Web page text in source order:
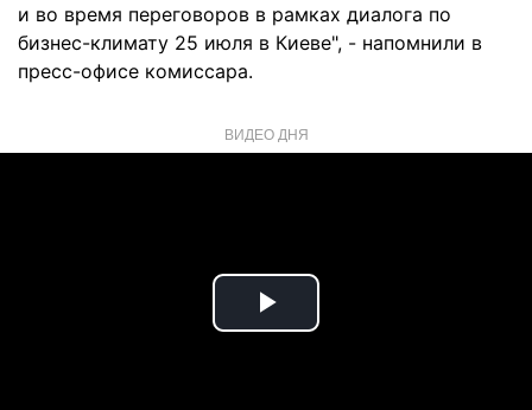
и во время переговоров в рамках диалога по
бизнес-климату 25 июля в Киеве", - напомнили в
пресс-офисе комиссара.
ВИДЕО ДНЯ
Play